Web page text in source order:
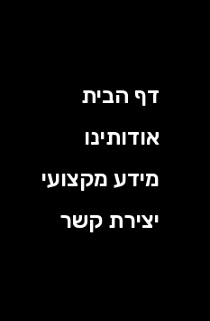
דף הבית
אודותינו
מידע מקצועי
יצירת קשר